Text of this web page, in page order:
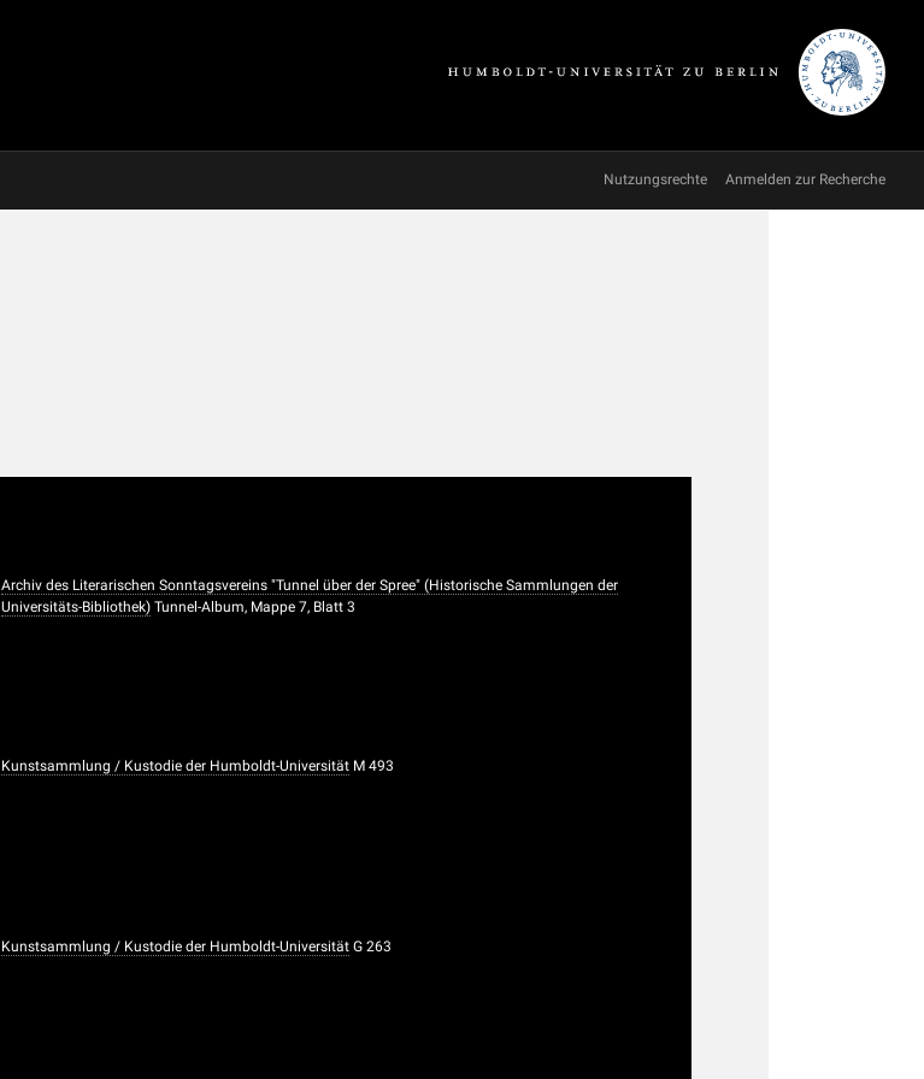
Nutzungsrechte Anmelden zur Recherche
Archiv des Literarischen Sonntagsvereins "Tunnel über der Spree" (Historische Sammlungen der
Universitäts-Bibliothek) Tunnel-Album, Mappe 7, Blatt 3
Kunstsammlung / Kustodie der Humboldt-Universität M 493
Kunstsammlung / Kustodie der Humboldt-Universität G 263